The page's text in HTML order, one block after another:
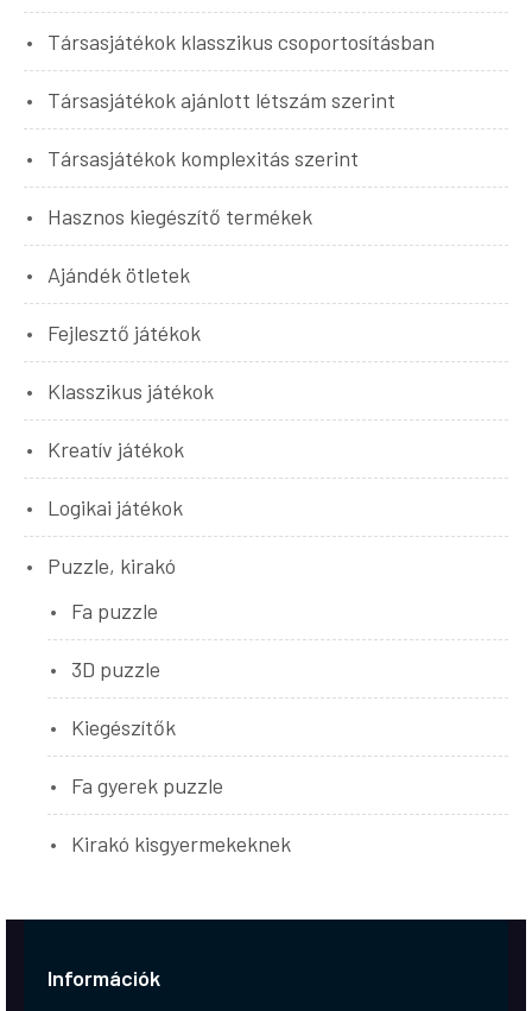
Társasjátékok klasszikus csoportosításban
Társasjátékok ajánlott létszám szerint
Társasjátékok komplexitás szerint
Hasznos kiegészítő termékek
Ajándék ötletek
Fejlesztő játékok
Klasszikus játékok
Kreatív játékok
Logikai játékok
Puzzle, kirakó
Fa puzzle
3D puzzle
Kiegészítők
Fa gyerek puzzle
Kirakó kisgyermekeknek
Információk